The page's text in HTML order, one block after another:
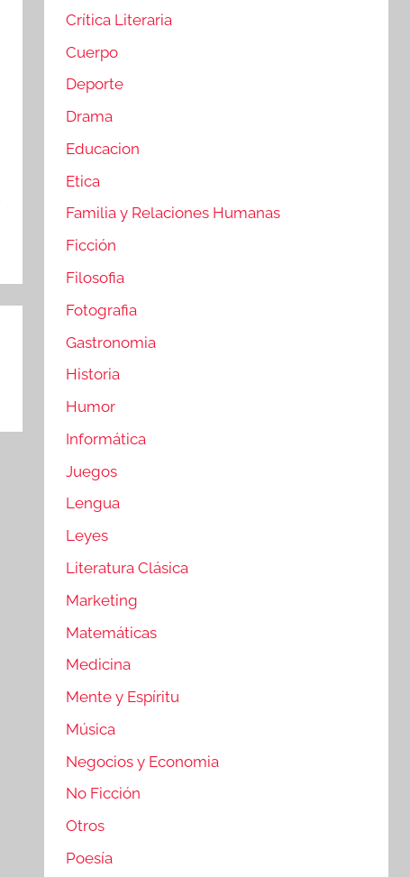
Crítica Literaria
Cuerpo
Deporte
Drama
Educacion
Etica
Familia y Relaciones Humanas
Ficción
Filosofia
Fotografia
Gastronomia
Historia
Humor
Informática
Juegos
Lengua
Leyes
Literatura Clásica
Marketing
Matemáticas
Medicina
Mente y Espíritu
Música
Negocios y Economia
No Ficción
Otros
Poesía